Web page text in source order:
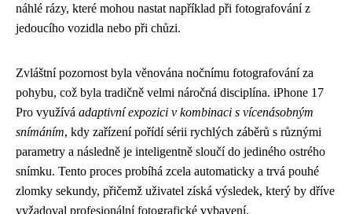
náhlé rázy, které mohou nastat například při fotografování z
jedoucího vozidla nebo při chůzi.
Zvláštní pozornost byla věnována nočnímu fotografování za
pohybu, což byla tradičně velmi náročná disciplína. iPhone 17
Pro využívá adaptivní expozici v kombinaci s vícenásobným
snímáním, kdy zařízení pořídí sérii rychlých záběrů s různými
parametry a následně je inteligentně sloučí do jediného ostrého
snímku. Tento proces probíhá zcela automaticky a trvá pouhé
zlomky sekundy, přičemž uživatel získá výsledek, který by dříve
vyžadoval profesionální fotografické vybavení.